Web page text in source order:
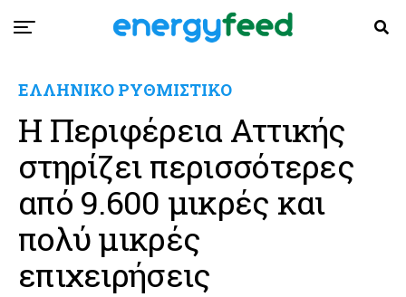
ΕΛΛΗΝΙΚΟ ΡΥΘΜΙΣΤΙΚΟ
Η Περιφέρεια Αττικής
στηρίζει περισσότερες
από 9.600 μικρές και
πολύ μικρές
επιχειρήσεις